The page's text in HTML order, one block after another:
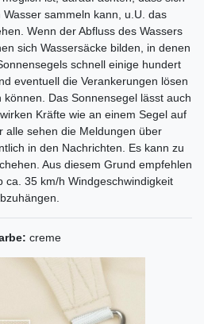
sammeln kann, u.U. das
Wenn der Abfluss des Wassers
sich Wassersäcke bilden, in denen
schnell einige hundert
eventuell die Verankerungen lösen
Das Sonnensegel lässt auch
Kräfte wie an einem Segel auf
alle sehen die Meldungen über
in den Nachrichten. Es kann zu
Aus diesem Grund empfehlen
ca. 35 km/h Windgeschwindigkeit
creme